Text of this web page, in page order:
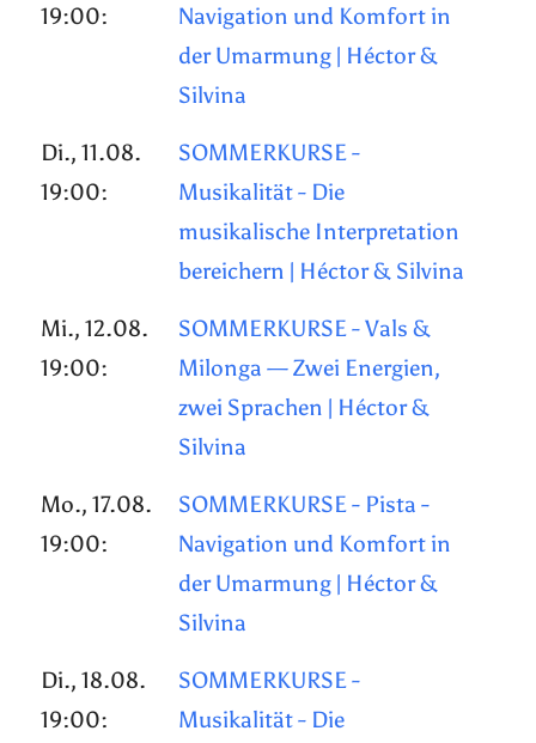
19:00:
Navigation und Komfort in
der Umarmung | Héctor &
Silvina
Di., 11.08.
19:00:
SOMMERKURSE -
Musikalität - Die
musikalische Interpretation
bereichern | Héctor & Silvina
Mi., 12.08.
19:00:
SOMMERKURSE - Vals &
Milonga — Zwei Energien,
zwei Sprachen | Héctor &
Silvina
Mo., 17.08.
19:00:
SOMMERKURSE - Pista -
Navigation und Komfort in
der Umarmung | Héctor &
Silvina
Di., 18.08.
19:00:
SOMMERKURSE -
Musikalität - Die